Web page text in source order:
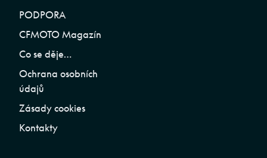
PODPORA
CFMOTO Magazín
Co se děje…
Ochrana osobních
údajů
Zásady cookies
Kontakty